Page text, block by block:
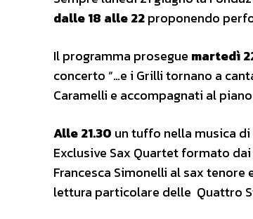
dalle 18 alle 22proponendo
Il programma prosegue martedì
concerto “…e i Grilli tornano a
Caramelli e accompagnati al
Alle 21.30 un tuffo nella musica
Exclusive Sax Quartet formato
Francesca Simonelli al sax tenore
lettura particolare delle Quattro